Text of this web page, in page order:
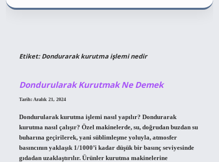
Etiket:Dondurarak kurutma işlemi nedir
Dondurularak Kurutmak Ne Demek
Tarih: Aralık 21, 2024
Dondurularak kurutma işlemi nasıl yapılır? Dondurarak
kurutma nasıl çalışır? Özel makinelerde, su, doğrudan buzdan su
buharına geçirilerek, yani süblimleşme yoluyla, atmosfer
basıncının yaklaşık 1/1000’i kadar düşük bir basınç seviyesinde
gıdadan uzaklaştırılır. Ürünler kurutma makinelerine